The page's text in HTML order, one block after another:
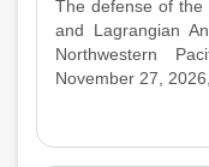
The defense of the
and Lagrangian
Northwestern
November 27,